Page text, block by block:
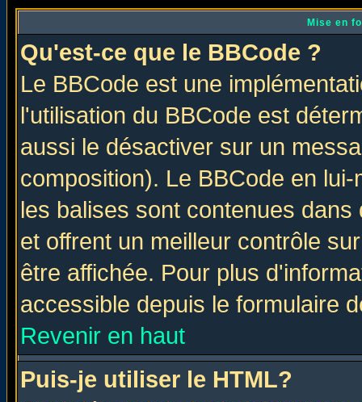
Mise en
Qu'est-ce que le BBCode ?
Le BBCode est une
l'utilisation du BBCode est
aussi le désactiver sur un
composition). Le BBCode en
les balises sont contenues
et offrent un meilleur contrôle
être affichée. Pour plus
accessible depuis le formulaire
Revenir en haut
Puis-je utiliser le HTML?